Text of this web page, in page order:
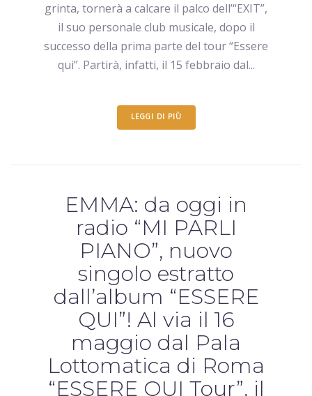
grinta, tornerà a calcare il palco dell’“EXIT”,
il suo personale club musicale, dopo il
successo della prima parte del tour “Essere
qui”. Partirà, infatti, il 15 febbraio dal...
LEGGI DI PIÙ
EMMA: da oggi in
radio “MI PARLI
PIANO”, nuovo
singolo estratto
dall’album “ESSERE
QUI”! Al via il 16
maggio dal Pala
Lottomatica di Roma
“ESSERE QUI Tour”, il